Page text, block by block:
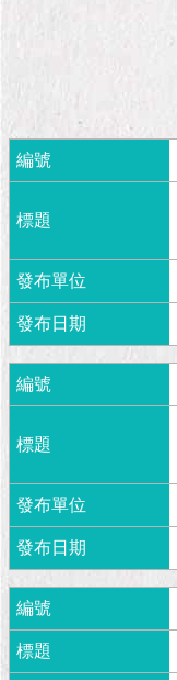
施
願
及
成
果
市
政
料
發
現
北
活